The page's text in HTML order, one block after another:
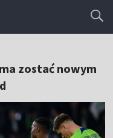
zostać nowym